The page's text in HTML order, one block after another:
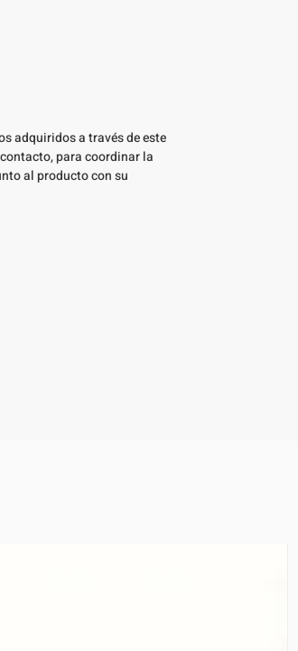
adquiridos a través de este
para coordinar la
al producto con su